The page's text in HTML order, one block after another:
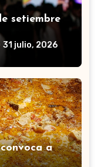
setiembre
31 julio, 2026
a